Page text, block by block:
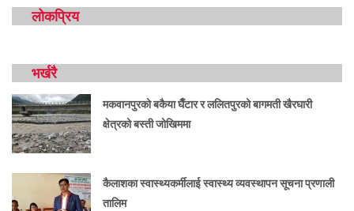
लोकप्रिय
भर्खरै
मकवानपुरको बकैया घैँटार र ललितपुरको बागमती खैरघारी
क्षेत्रको बस्ती जोखिममा
कैलाशका स्वास्थ्यकर्मीलाई स्वास्थ्य व्यवस्थापन सूचना प्रणाली
तालिम